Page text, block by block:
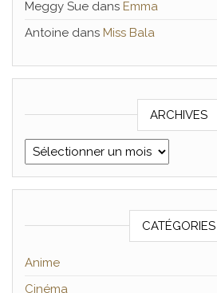
Meggy Sue dans Emma
Antoine dans Miss Bala
ARCHIVES
Archives
CATÉGORIES
Anime
Cinéma